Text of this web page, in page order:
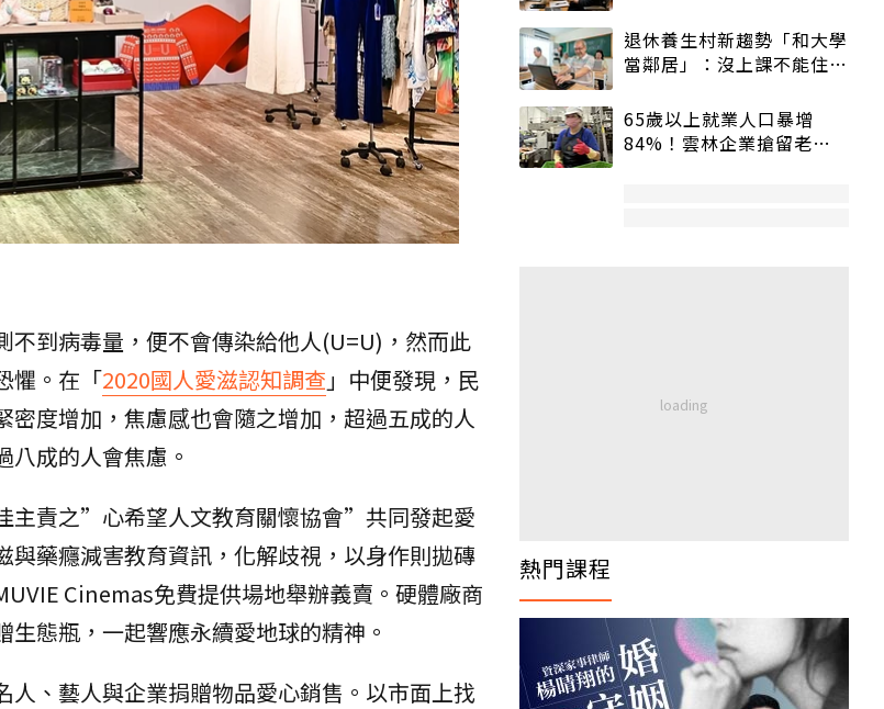
到病毒量，便不會傳染給他人(U=U)，然而此
懼。在「2020國人愛滋認知調查 」中便發現，民
度增加，焦慮感也會隨之增加，超過五成的人
成的人會焦慮。
主責之”心希望人文教育關懷協會”共同發起愛
藥癮減害教育資訊，化解歧視，以身作則拋磚
Cinemas免費提供場地舉辦義賣。硬體廠商
態瓶，一起響應永續愛地球的精神。
、藝人與企業捐贈物品愛心銷售。以市面上找
退休養生村新趨勢「和大學
當鄰居」：沒上課不能住、
65歲以上就業人口暴增
84%！雲林企業搶留老員
熱門課程